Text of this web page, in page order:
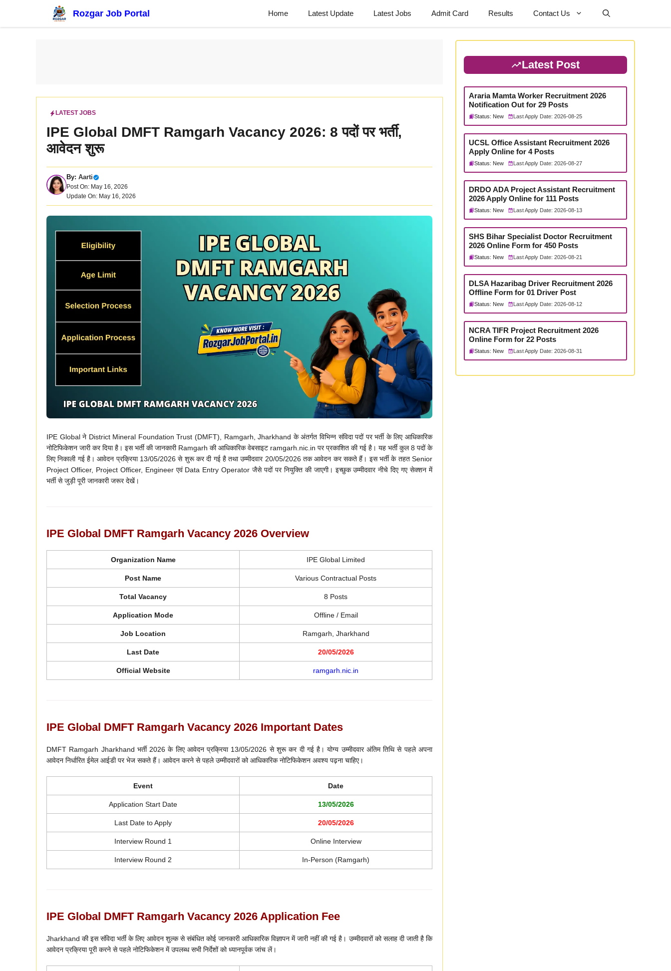
content
Rozgar Job Portal Home Latest Update Latest Jobs Admit Card Results Contact Us
LATEST JOBS
IPE Global DMFT Ramgarh Vacancy 2026: 8 पदों पर भर्ती,
आवेदन शुरू
By: Aarti
Post On: May 16, 2026
Update On: May 16, 2026
IPE Global ने District Mineral Foundation Trust (DMFT), Ramgarh, Jharkhand के अंतर्गत विभिन्न संविदा पदों पर भर्ती के लिए आधिकारिक
नोटिफिकेशन जारी कर दिया है। इस भर्ती की जानकारी Ramgarh की आधिकारिक वेबसाइट ramgarh.nic.in पर प्रकाशित की गई है। यह भर्ती कुल 8 पदों के
लिए निकाली गई है। आवेदन प्रक्रिया 13/05/2026 से शुरू कर दी गई है तथा उम्मीदवार 20/05/2026 तक आवेदन कर सकते हैं। इस भर्ती के तहत Senior
Project Officer, Project Officer, Engineer एवं Data Entry Operator जैसे पदों पर नियुक्ति की जाएगी। इच्छुक उम्मीदवार नीचे दिए गए सेक्शन में
भर्ती से जुड़ी पूरी जानकारी जरूर देखें।
IPE Global DMFT Ramgarh Vacancy 2026 Overview
Organization Name IPE Global Limited
Post Name Various Contractual Posts
Total Vacancy 8 Posts
Application Mode Offline / Email
Job Location Ramgarh, Jharkhand
Last Date 20/05/2026
Official Website ramgarh.nic.in
IPE Global DMFT Ramgarh Vacancy 2026 Important Dates
DMFT Ramgarh Jharkhand भर्ती 2026 के लिए आवेदन प्रक्रिया 13/05/2026 से शुरू कर दी गई है। योग्य उम्मीदवार अंतिम तिथि से पहले अपना
आवेदन निर्धारित ईमेल आईडी पर भेज सकते हैं। आवेदन करने से पहले उम्मीदवारों को आधिकारिक नोटिफिकेशन अवश्य पढ़ना चाहिए।
Event Date
Application Start Date 13/05/2026
Last Date to Apply 20/05/2026
Interview Round 1 Online Interview
Interview Round 2 In-Person (Ramgarh)
IPE Global DMFT Ramgarh Vacancy 2026 Application Fee
Jharkhand की इस संविदा भर्ती के लिए आवेदन शुल्क से संबंधित कोई जानकारी आधिकारिक विज्ञापन में जारी नहीं की गई है। उम्मीदवारों को सलाह दी जाती है कि
आवेदन प्रक्रिया पूरी करने से पहले नोटिफिकेशन में उपलब्ध सभी निर्देशों को ध्यानपूर्वक जांच लें।
Latest Post
Araria Mamta Worker Recruitment 2026
Notification Out for 29 Posts
Status: New Last Apply Date: 2026-08-25
UCSL Office Assistant Recruitment 2026
Apply Online for 4 Posts
Status: New Last Apply Date: 2026-08-27
DRDO ADA Project Assistant Recruitment
2026 Apply Online for 111 Posts
Status: New Last Apply Date: 2026-08-13
SHS Bihar Specialist Doctor Recruitment
2026 Online Form for 450 Posts
Status: New Last Apply Date: 2026-08-21
DLSA Hazaribag Driver Recruitment 2026
Offline Form for 01 Driver Post
Status: New Last Apply Date: 2026-08-12
NCRA TIFR Project Recruitment 2026
Online Form for 22 Posts
Status: New Last Apply Date: 2026-08-31